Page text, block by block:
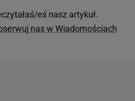
eś nasz artykuł.
nas w Wiadomościach